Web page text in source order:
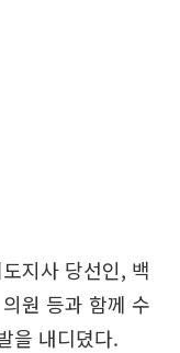
지사 당선인, 백
의원 등과 함께 수
을 내디뎠다.